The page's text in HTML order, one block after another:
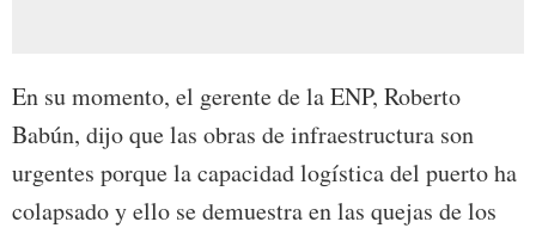
En su momento, el gerente de la ENP, Roberto
Babún, dijo que las obras de infraestructura son
urgentes porque la capacidad logística del puerto ha
colapsado y ello se demuestra en las quejas de los